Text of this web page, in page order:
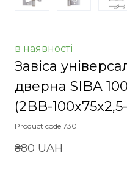
в наявності
Завіса
дверна SIBA
(2BB-
Product code 730
₴80 UAH